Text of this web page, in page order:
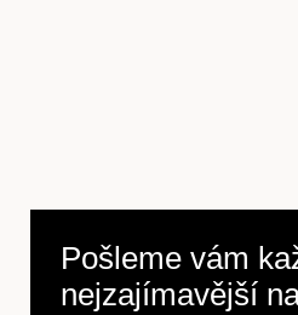
Pošleme vám
nejzajímavější